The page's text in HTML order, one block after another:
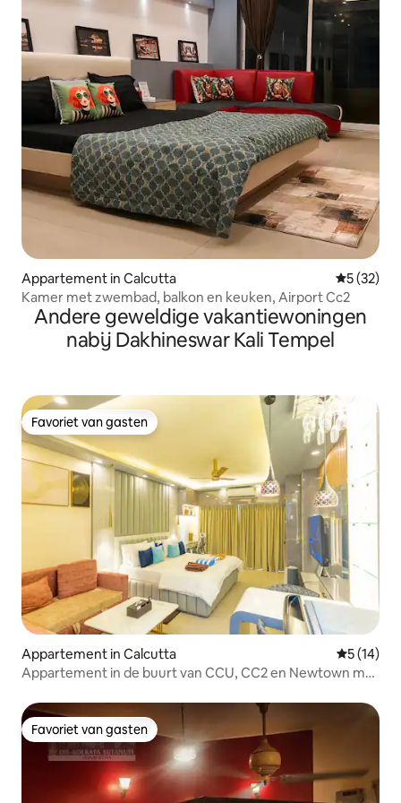
Appartement in Calcutta
5 (32)
Kamer met zwembad, balkon en keuken, Airport Cc2
Andere geweldige vakantiewoningen
nabij Dakhineswar Kali Tempel
Favoriet van gasten
Favoriet van gasten
Appartement in Calcutta
5 (14)
Appartement in de buurt van CCU, CC2 en Newtown met
Favoriet van gasten
Favoriet van gasten